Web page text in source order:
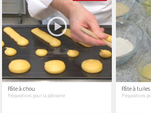
Pâte à chou
Préparations pour la pâtisserie
Pâte à
Préparations